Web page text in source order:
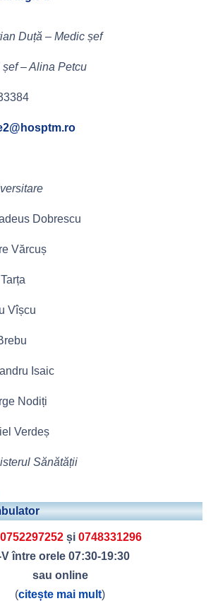
Duță – Medic șef
– Alina Petcu
Dobrescu
Vărcuș
Vîșcu
Isaic
Nodiți
Verdeș
Sănătății
0752297252și 0748331296
V între orele 07:30-19:30
sau online
(citește mai mult)